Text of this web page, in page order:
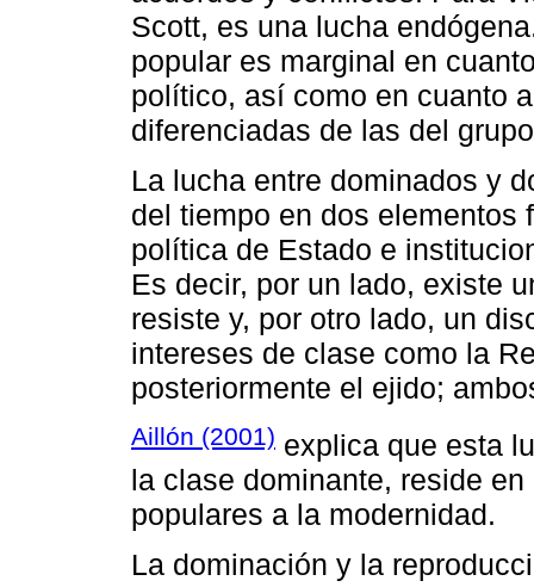
Scott, es una lucha
popular es marginal en
político, así como en cuanto
diferenciadas de las del
La lucha entre dominados y
del tiempo en dos elementos
política de Estado e
Es decir, por un lado, existe
resiste y, por otro lado, un
intereses de clase como la
posteriormente el ejido;
Aillón (2001) explica que esta
la clase dominante, reside
populares a la modernidad.
La dominación y la